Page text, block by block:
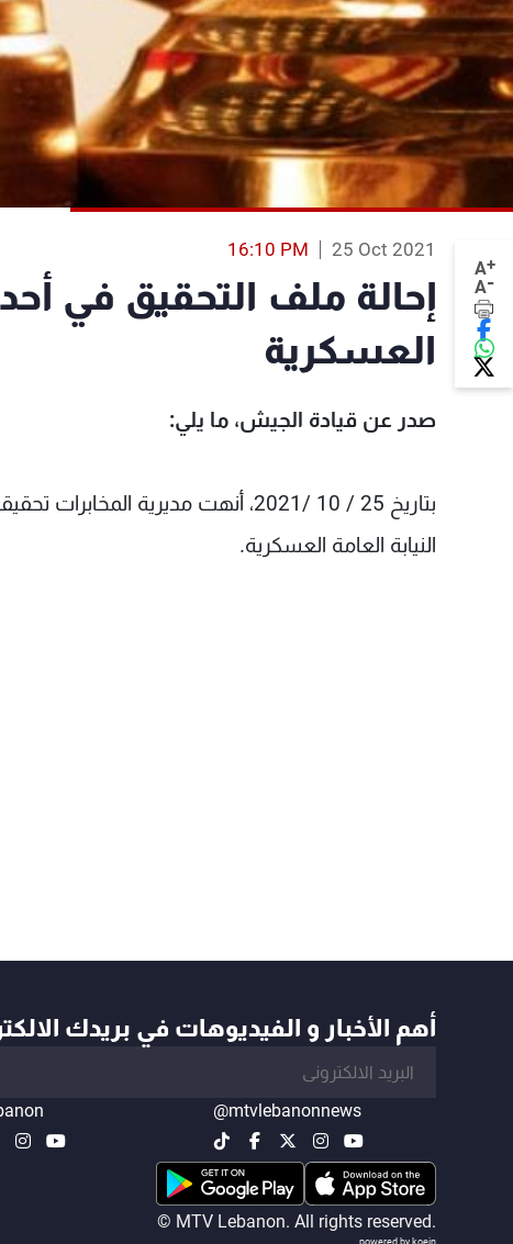
A+
A-
25 Oct 2021
16:10 PM
إحالة ملف التحقيق في
العسكرية
صدر عن قيادة الجيش، ما يلي:
بتاريخ 25 / 10 /2021، أنهت مديرية
النيابة العامة العسكرية.
أهم الأخبار و الفيديوهات في بريدك
@mtvlebanonnews
© MTV Lebanon. All rights reserved.